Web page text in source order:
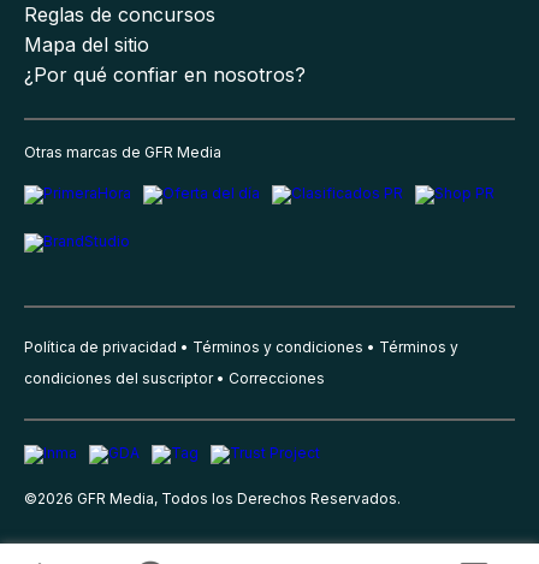
Reglas de concursos
Mapa del sitio
¿Por qué confiar en nosotros?
Otras marcas de GFR Media
Política de privacidad Términos y condiciones
Términos y
condiciones del suscriptor
Correcciones
©2026 GFR Media, Todos los Derechos Reservados.